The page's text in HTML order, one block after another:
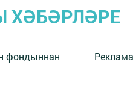
ХӘБӘРЛӘРЕ
фондыннан